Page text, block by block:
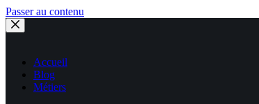
Passer au contenu
Accueil
Blog
Métiers